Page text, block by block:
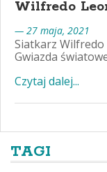
Wilfredo
— 27 maja, 2021
Siatkarz
Gwiazda
Czytaj dalej...
TAGI